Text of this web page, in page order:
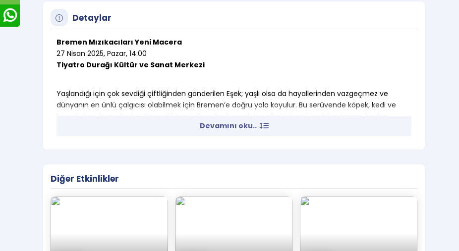
Detaylar
Bremen Mızıkacıları Yeni Macera
27 Nisan 2025, Pazar, 14:00
Tiyatro Durağı Kültür ve Sanat Merkezi
Yaşlandığı için çok sevdiği çiftliğinden gönderilen Eşek; yaşlı olsa da hayallerinden vazgeçmez ve
dünyanın en ünlü çalgıcısı olabilmek için Bremen’e doğru yola koyulur. Bu serüvende köpek, kedi ve
Tiyatro Durağı yorumuyla, müzik ve dans dolu bu eğlenceli oyuna tüm hayvan sever dostlarımızı
Salona velisiz çocuk alınamamaktadır. Çocuk yaşı ve sayısı ne olursa olsun en az 1 veli
salonda olmalıdır.
Devamını oku..
Diğer Etkinlikler